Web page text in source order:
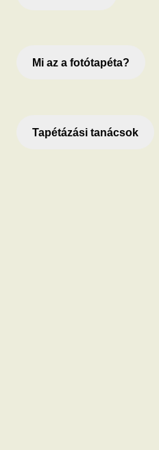
Mi az a fotótapéta?
Tapétázási tanácsok